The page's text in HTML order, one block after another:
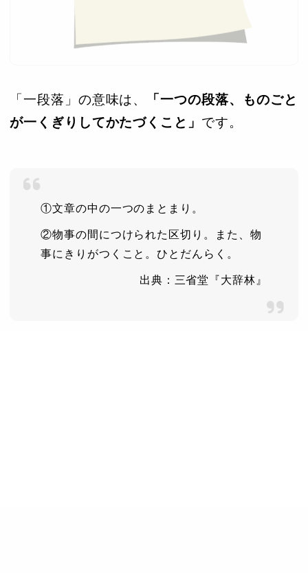
「一段落」の意味は、
「一つの段落、ものごと
が一くぎりしてかたづくこと」 です。
①文章の中の一つのまとまり。
②物事の間につけられた区切り。また、物
事にきりがつくこと。ひとだんらく。
出典：三省堂『大辞林』